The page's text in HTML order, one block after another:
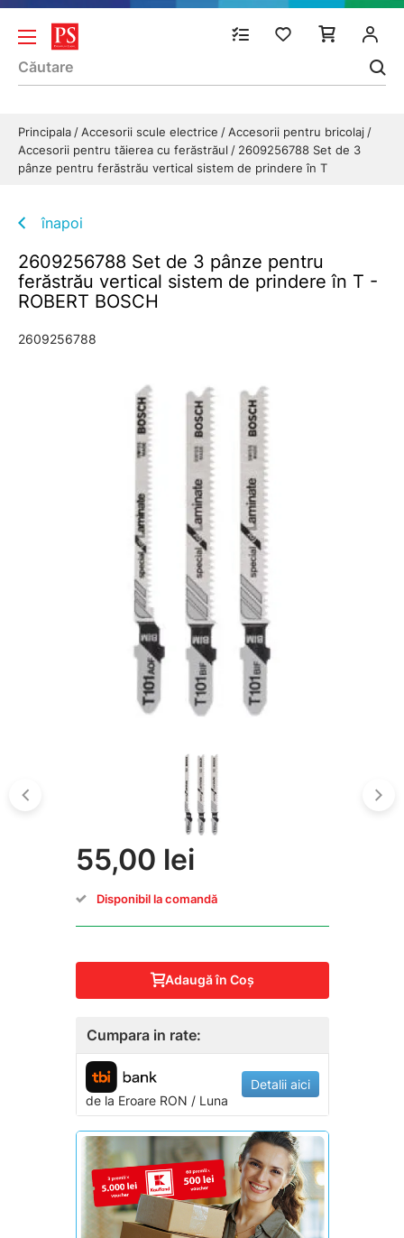
Principala Accesorii scule electrice
Accesorii pentru bricolaj
Accesorii pentru tăierea cu ferăstrăul
2609256788 Set de 3
pânze pentru ferăstrău vertical sistem de prindere în T
înapoi
2609256788 Set de 3 pânze pentru
ferăstrău vertical sistem de prindere în T -
ROBERT BOSCH
2609256788
55,00 lei
Disponibil la comandă
Adaugă în Coş
Cumpara in rate:
de la EroareRON / Luna
Detalii aici